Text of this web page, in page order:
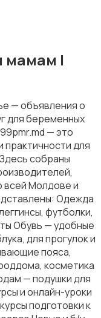
мамам |
— объявления о
для беременных
— это
для
собраны
всей Молдове и
Одежда
футболки,
Обувь — удобные
для прогулок и
пояса,
косметика
— подушки для
и онлайн-уроки
подготовки к